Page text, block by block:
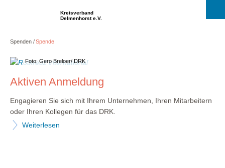
Kreisverband
Delmenhorst e.V.
Spenden Spende
Foto: Gero Breloer/ DRK
Aktiven Anmeldung
Engagieren Sie sich mit Ihrem Unternehmen, Ihren Mitarbeitern
oder Ihren Kollegen für das DRK.
Weiterlesen